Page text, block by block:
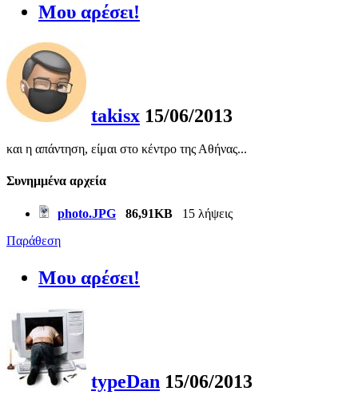
Μου αρέσει!
takisx 15/06/2013
και η απάντηση, είμαι στο κέντρο της Αθήνας...
Συνημμένα αρχεία
photo.JPG 86,91KB
15 λήψεις
Παράθεση
Μου αρέσει!
typeDan 15/06/2013